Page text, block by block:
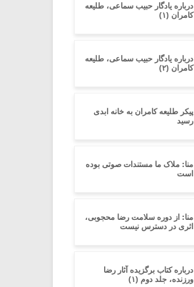
درباره یادگار حبیب سماعی، طلیعه
کامران (۱)
درباره یادگار حبیب سماعی، طلیعه
کامران (۲)
پیکر طلیعه کامران به خانه ابدی
رسید
منا: ملاک ما مستندات صوتی بوده
است
منا: از دوره سلامت رضا محجوبی،
اثری در دسترس نیست
درباره کتاب برگزیده آثار رضا
ورزنده، جلد دوم (۱)